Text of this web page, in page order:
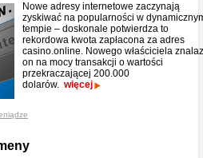
Nowe adresy internetowe zaczynają
zyskiwać na popularności w
tempie – doskonale potwierdza to
rekordowa kwota zapłacona za adres
casino.online. Nowego właściciela
on na mocy transakcji o wartości
przekraczającej 200.000
dolarów. więcej